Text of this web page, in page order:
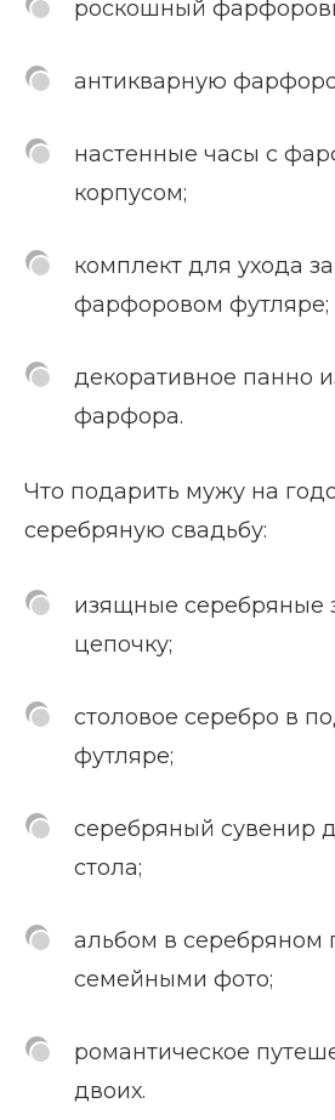
роскошный
антикварную
настенные часы с
корпусом;
комплект для ухода
фарфоровом футляре;
декоративное панно
фарфора.
Что подарить мужу на
серебряную свадьбу:
изящные серебряные
цепочку;
столовое серебро в
футляре;
серебряный сувенир
стола;
альбом в серебряном
семейными фото;
романтическое
двоих.